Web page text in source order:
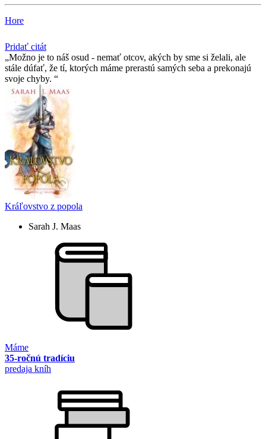
Hore
Pridať citát
Možno je to náš osud - nemať otcov, akých by sme si želali, ale
stále dúfať, že tí­, ktorých máme prerastú samých seba a prekonajú
svoje chyby.
Kráľovstvo z popola
Sarah J. Maas
Máme
35-ročnú tradíciu
predaja kníh